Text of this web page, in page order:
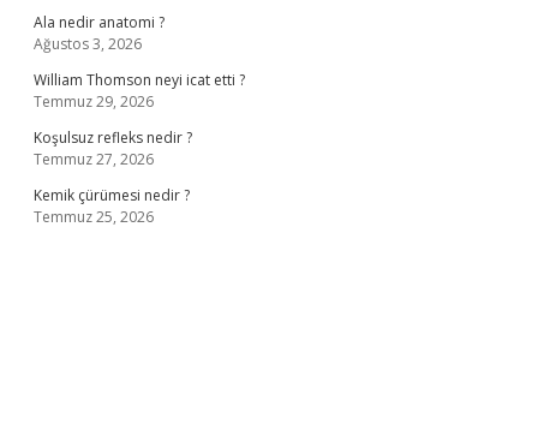
Ala nedir anatomi ?
Ağustos 3, 2026
William Thomson neyi icat etti ?
Temmuz 29, 2026
Koşulsuz refleks nedir ?
Temmuz 27, 2026
Kemik çürümesi nedir ?
Temmuz 25, 2026